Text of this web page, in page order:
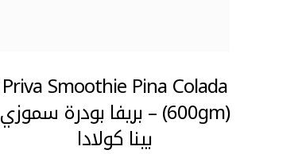
Priva Smoothie Pina Colada
(600gm) – بريفا بودرة سموزي
بينا كولادا